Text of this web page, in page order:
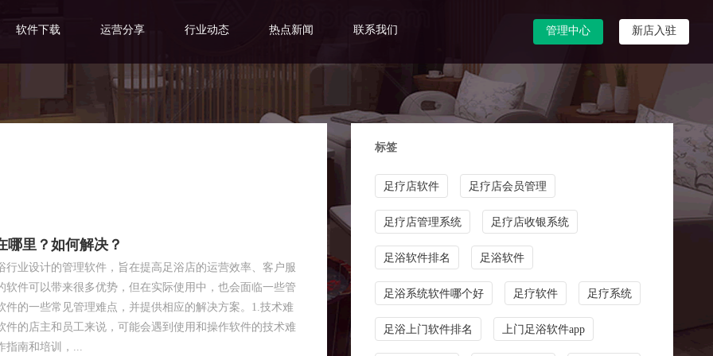
软件下载 运营分享 行业动态 热点新闻 联系我们 管理中心 新店入驻
哪里？如何解决？
行业设计的管理软件，旨在提高足浴店的运营效率、客户服
软件可以带来很多优势，但在实际使用中，也会面临一些管
件的一些常见管理难点，并提供相应的解决方案。1.技术难
件的店主和员工来说，可能会遇到使用和操作软件的技术难
指南和培训，...
标签
足疗店软件 足疗店会员管理
足疗店管理系统 足疗店收银系统
足浴软件排名 足浴软件
足浴系统软件哪个好 足疗软件 足疗系统
足浴上门软件排名 上门足浴软件app